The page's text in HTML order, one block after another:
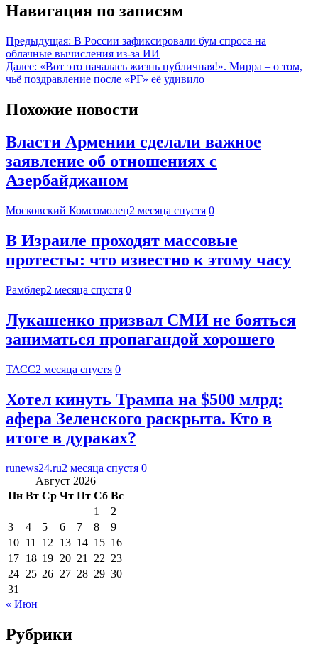
Навигация по записям
Предыдущая: В России зафиксировали бум спроса на
облачные вычисления из-за ИИ
Далее: «Вот это началась жизнь публичная!». Мирра – о том,
чьё поздравление после «РГ» её удивило
Похожие новости
Власти Армении сделали важное
заявление об отношениях с
Азербайджаном
Московский Комсомолец2 месяца спустя 0
В Израиле проходят массовые
протесты: что известно к этому часу
Рамблер2 месяца спустя 0
Лукашенко призвал СМИ не бояться
заниматься пропагандой хорошего
ТАСС2 месяца спустя 0
Хотел кинуть Трампа на $500 млрд:
афера Зеленского раскрыта. Кто в
итоге в дураках?
runews24.ru2 месяца спустя 0
Август 2026
Пн Вт Ср Чт Пт Сб Вс
1
2
3
4 5 6 7 8
9
10 11 12 13 14 15 16
17 18 19 20 21 22 23
24 25 26 27 28 29 30
31
« Июн
Рубрики